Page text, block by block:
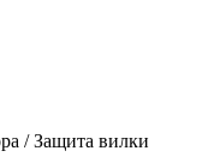
/ Защита вилки